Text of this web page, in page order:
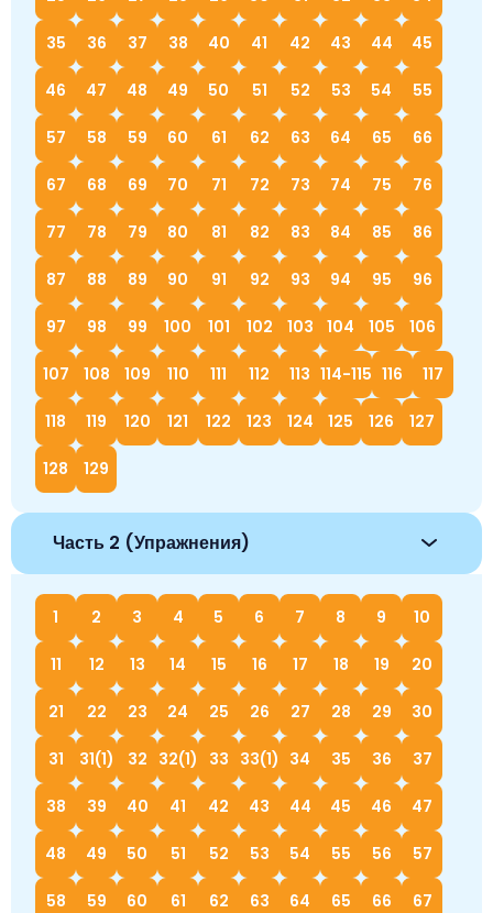
35 36 37 38 40 41 42 43 44 45
46 47 48 49 50 51 52 53 54 55
57 58 59 60 61 62 63 64 65 66
67 68 69 70 71 72 73 74 75 76
77 78 79 80 81 82 83 84 85 86
87 88 89 90 91 92 93 94 95 96
97 98 99 100 101 102 103 104 105 106
107 108 109 110 111 112 113 114-115 116 117
118 119 120 121 122 123 124 125 126 127
128 129
Часть 2 (Упражнения)
1 2 3 4 5 6 7 8 9 10
11 12 13 14 15 16 17 18 19 20
21 22 23 24 25 26 27 28 29 30
31 31(1) 32 32(1) 33 33(1) 34 35 36 37
38 39 40 41 42 43 44 45 46 47
48 49 50 51 52 53 54 55 56 57
58 59 60 61 62 63 64 65 66 67